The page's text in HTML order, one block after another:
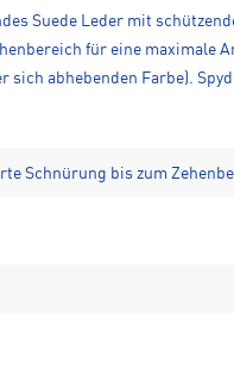
Suede Leder mit
für eine maximale
abhebenden Farbe).
Schnürung bis zum